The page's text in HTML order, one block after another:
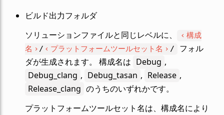
ビルド出力フォルダ
ソリューションファイルと同じレベルに、
構成
名
/ プラットフォームツールセット名 /
フォル
ダが生成されます。 構成名は Debug ,
Debug_clang , Debug_tasan , Release ,
Release_clang のうちのいずれかです。
プラットフォームツールセット名は、構成名により